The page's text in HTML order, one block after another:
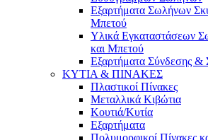
Εξαρτήματα Σωλήνων
Μπετού
Υλικά Εγκαταστάσεων
και Μπετού
Εξαρτήματα Σύνδεσης &
ΚΥΤΙΑ & ΠΙΝΑΚΕΣ
Πλαστικοί Πίνακες
Μεταλλικά Κιβώτια
Κουτιά/Κυτία
Εξαρτήματα
Πολυμορφικοί Πίνακες